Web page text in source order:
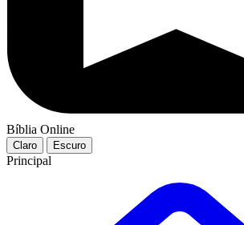
Bíblia Online
Claro Escuro
Principal